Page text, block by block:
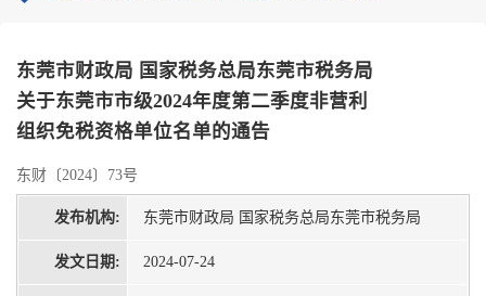
东莞市财政局 国家税务总局东莞市税务局
关于东莞市市级2024年度第二季度非营利
组织免税资格单位名单的通告
东财〔2024〕73号
发布机构: 东莞市财政局 国家税务总局东莞市税务局
发文日期: 2024-07-24